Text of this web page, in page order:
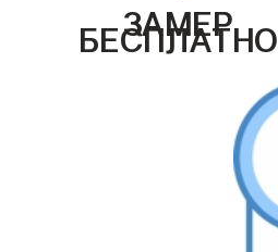
ЗАМЕР
БЕСПЛАТНО